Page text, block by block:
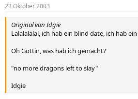
23 Oktober 2003
Original von Idgie
Lalalalalal, ich hab ein blind date, ich hab
Oh Göttin, was hab ich gemacht?
"no more dragons left to slay"
Idgie